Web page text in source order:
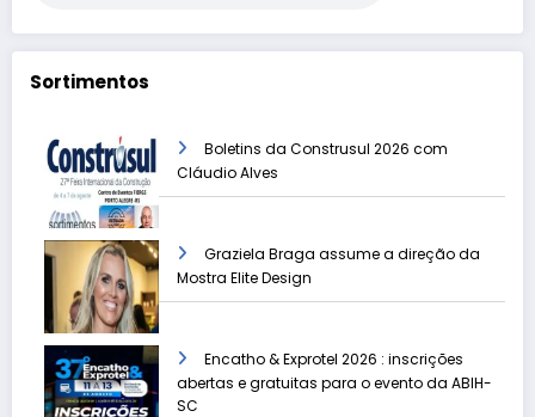
Sortimentos
Boletins da Construsul 2026 com
Cláudio Alves
Graziela Braga assume a direção da
Mostra Elite Design
Encatho & Exprotel 2026 : inscrições
abertas e gratuitas para o evento da ABIH-
SC